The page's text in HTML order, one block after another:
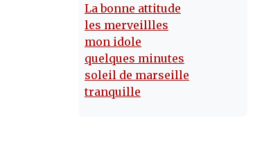
La bonne attitude
les merveillles
mon idole
quelques minutes
soleil de marseille
tranquille